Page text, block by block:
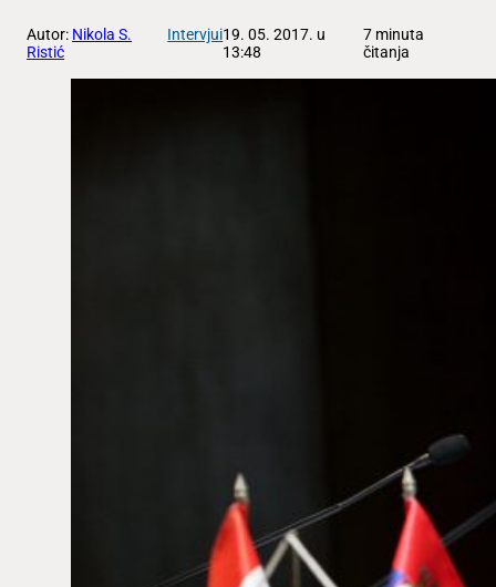
Autor: Nikola S.
Ristić
Intervjui19. 05. 2017. u
13:48
7 minuta
čitanja